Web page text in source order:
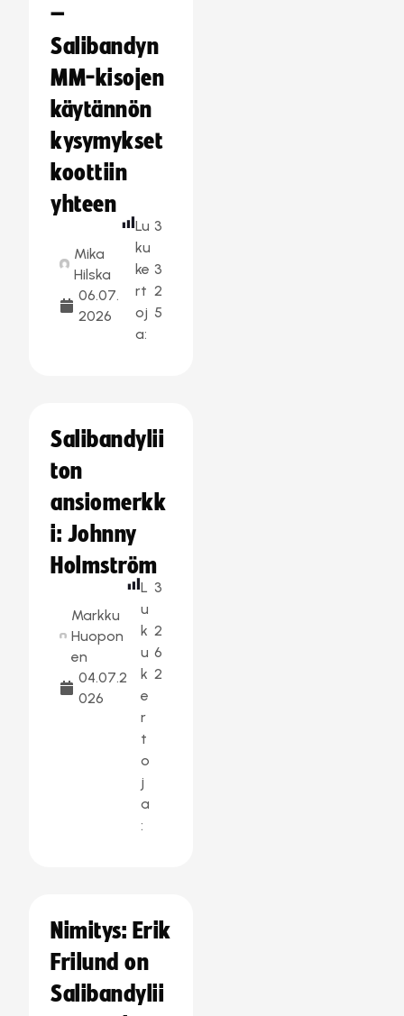
–
Salibandyn
MM-kisojen
käytännön
kysymykset
koottiin
yhteen
Mika
Hilska
06.07.
2026
Lu
ku
ke
rt
oj
a:
3
3
2
5
Salibandylii
ton
ansiomerkk
i: Johnny
Holmström
Markku
Huopon
en
04.07.2
026
L
u
k
u
k
e
r
t
o
j
a
:
3
2
6
2
Nimitys: Erik
Frilund on
Salibandylii